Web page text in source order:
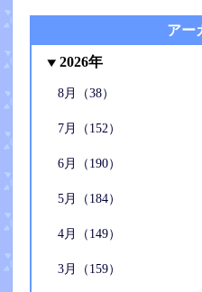
アー
2026年
8月（38）
7月（152）
6月（190）
5月（184）
4月（149）
3月（159）